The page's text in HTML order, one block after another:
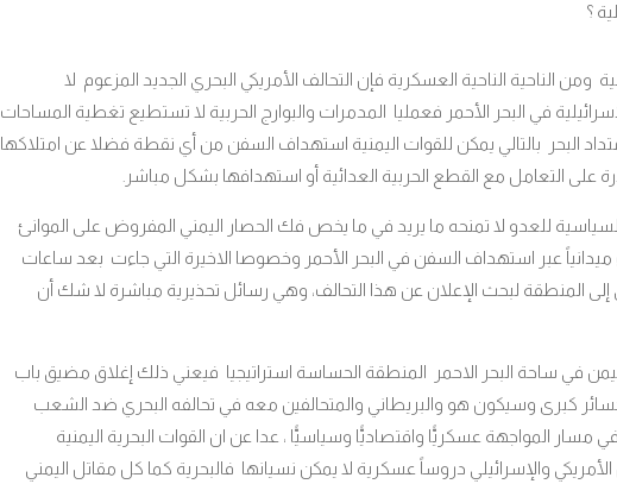
؟
ومن الناحية الناحية العسكرية فإن التحالف الأمريكي البحري الجديد المزعوم لا
في البحر الأحمر فعمليا المدمرات والبوارج الحربية لا تستطيع تغطية المساحات
البحر بالتالي يمكن للقوات اليمنية استهداف السفن من أي نقطة فضلا عن امتلاكها
على التعامل مع القطع الحربية العدائية أو استهدافها بشكل مباشر
للعدو لا تمنحه ما يريد في ما يخص فك الحصار اليمني المفروض على الموانئ
ميدانياً عبر استهداف السفن في البحر الأحمر وخصوصا الاخيرة التي جاءت بعد ساعات
إلى المنطقة لبحث الإعلان عن هذا التحالف، وهي رسائل تحذيرية مباشرة لا شك أن
في ساحة البحر الاحمر المنطقة الحساسة استراتيجيا فيعني ذلك إغلاق مضيق باب
كبرى وسيكون هو والبريطاني والمتحالفين معه في تحالفه البحري ضد الشعب
مسار المواجهة عسكريًّا واقتصاديًّا وسياسيًّا ، عدا عن ان القوات البحرية اليمنية
والإسرائيلي دروساً عسكرية لا يمكن نسيانها فالبحرية كما كل مقاتل اليمني